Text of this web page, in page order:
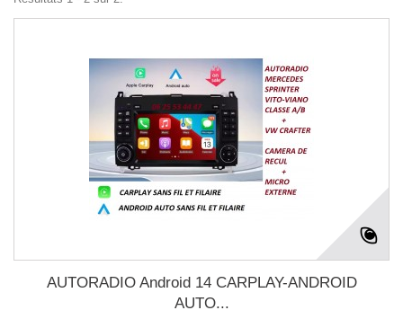
AUTORADIO Android 14 CARPLAY-ANDROID
AUTO...